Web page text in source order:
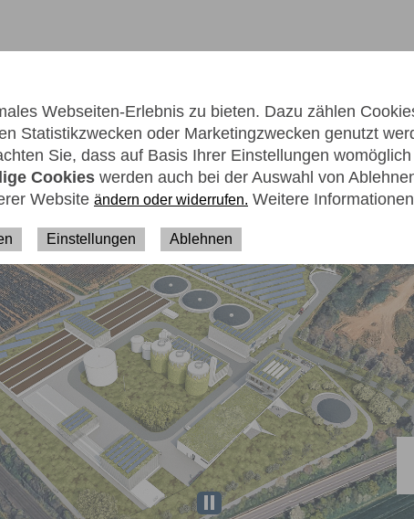
Webseiten-Erlebnis zu bieten. Dazu zählen
Statistikzwecken oder Marketingzwecken genutzt
Sie, dass auf Basis Ihrer Einstellungen
Cookies werden auch bei der Auswahl von
Website ändern oder widerrufen. Weitere
Einstellungen Ablehnen
UNS KARRIERE KONTAKT